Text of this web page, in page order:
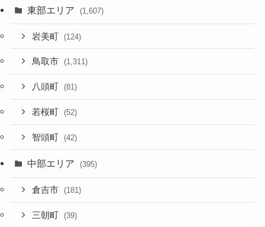
東部エリア (1,607)
岩美町 (124)
鳥取市 (1,311)
八頭町 (81)
若桜町 (52)
智頭町 (42)
中部エリア (395)
倉吉市 (181)
三朝町 (39)